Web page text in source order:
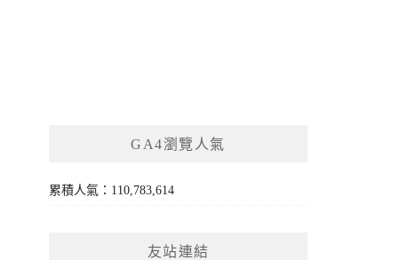
GA4瀏覽人氣
累積人氣：110,783,614
友站連結